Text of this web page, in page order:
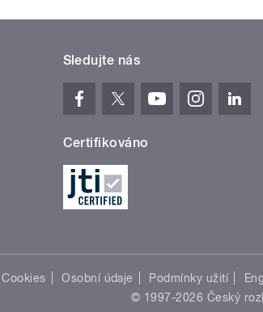
Sledujte nás
Certifikováno
Cookies Osobní údaje Podmínky užití
© 1997-2026 Český